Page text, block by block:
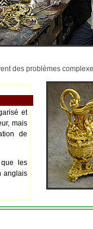
des problèmes
et
mais
de
les
anglais